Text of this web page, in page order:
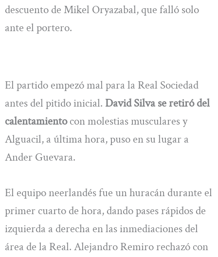
descuento de Mikel Oryazabal, que falló solo
ante el portero.
El partido empezó mal para la Real Sociedad
antes del pitido inicial. David Silva se retiró del
calentamientocon molestias musculares y
Alguacil, a última hora, puso en su lugar a
Ander Guevara.
El equipo neerlandés fue un huracán durante el
primer cuarto de hora, dando pases rápidos de
izquierda a derecha en las inmediaciones del
área de la Real. Alejandro Remiro rechazó con